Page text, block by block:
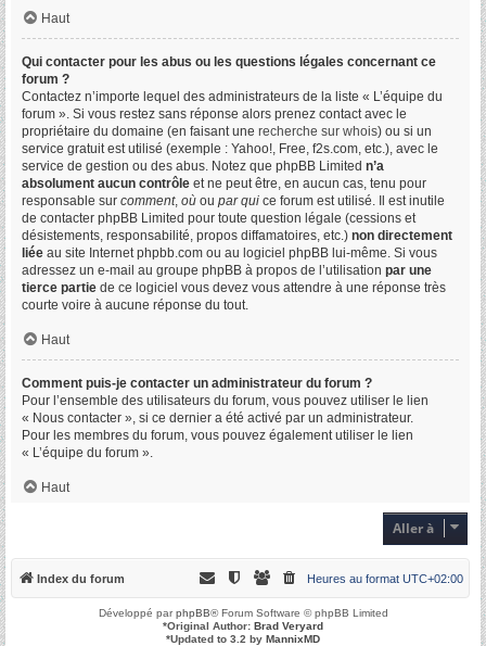
Haut
Qui contacter pour les abus ou les questions légales concernant ce
forum ?
Contactez n’importe lequel des administrateurs de la liste « L’équipe du
forum ». Si vous restez sans réponse alors prenez contact avec le
propriétaire du domaine (en faisant une recherche sur whois) ou si un
service gratuit est utilisé (exemple : Yahoo!, Free, f2s.com, etc.), avec le
service de gestion ou des abus. Notez que phpBB Limited n’a
absolument aucun contrôle et ne peut être, en aucun cas, tenu pour
responsable sur comment, où ou par qui ce forum est utilisé. Il est inutile
de contacter phpBB Limited pour toute question légale (cessions et
désistements, responsabilité, propos diffamatoires, etc.) non directement
liée au site Internet phpbb.com ou au logiciel phpBB lui-même. Si vous
adressez un e-mail au groupe phpBB à propos de l’utilisation par une
tierce partie de ce logiciel vous devez vous attendre à une réponse très
courte voire à aucune réponse du tout.
Haut
Comment puis-je contacter un administrateur du forum ?
Pour l’ensemble des utilisateurs du forum, vous pouvez utiliser le lien
« Nous contacter », si ce dernier a été activé par un administrateur.
Pour les membres du forum, vous pouvez également utiliser le lien
« L’équipe du forum ».
Haut
Aller à
Index du forum Heures au format UTC+02:00
Développé parphpBB® Forum Software © phpBB Limited
*Original Author: Brad Veryard
*Updated to 3.2 by MannixMD